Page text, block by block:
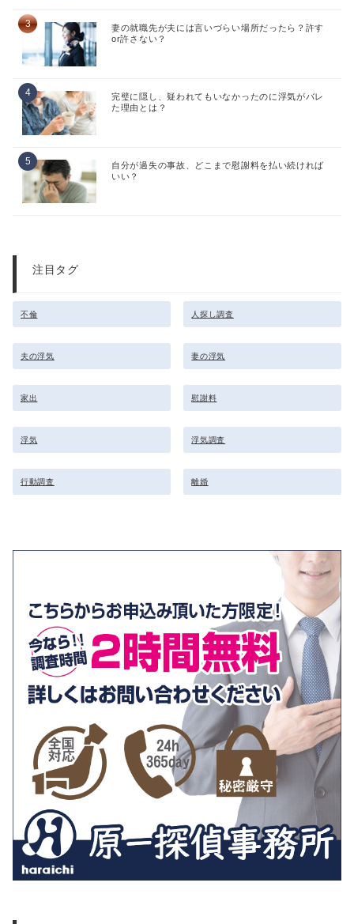
妻の就職先が夫には言いづらい場所だったら？許す
or許さない？
完璧に隠し、疑われてもいなかったのに浮気がバレ
た理由とは？
自分が過失の事故、どこまで慰謝料を払い続ければ
いい？
注目タグ
不倫 人探し調査
夫の浮気 妻の浮気
家出 慰謝料
浮気 浮気調査
行動調査 離婚